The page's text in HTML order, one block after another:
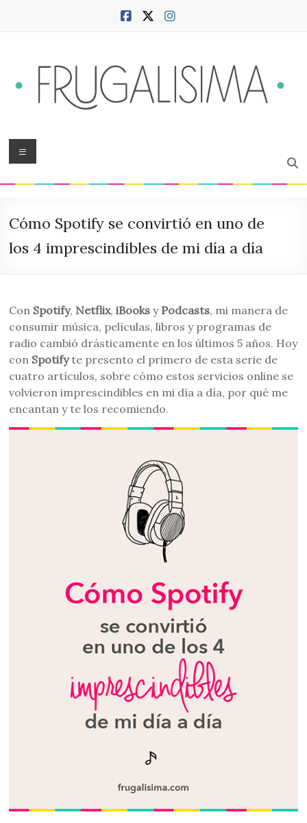
Frugalísima
ciudad,
productividad,
Menú
Cómo Spotify se convirtió en uno de
los 4 imprescindibles de mi día a día
Con Spotify, Netflix,iBooks y Podcasts, mi manera de
consumir música, películas, libros y programas de
radio cambió drásticamente en los últimos 5 años. Hoy
con Spotifyte presento el primero de esta serie de
cuatro artículos, sobre cómo estos servicios online se
volvieron imprescindibles en mi día a día, por qué me
encantan y te los recomiendo.